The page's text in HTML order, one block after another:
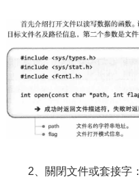
2、關閉文件或套接字：